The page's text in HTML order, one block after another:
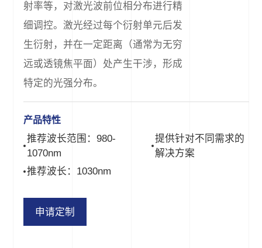
射率等，对激光波前位相分布进行精
细调控。激光经过每个衍射单元后发
生衍射，并在一定距离（通常为无穷
远或透镜焦平面）处产生干涉，形成
特定的光强分布。
产品特性
推荐波长范围：980-
1070nm
提供针对不同需求的
解决方案
推荐波长：1030nm
申请定制